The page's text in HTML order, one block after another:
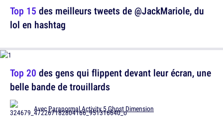
Top 20 des gens qui flippent devant leur écran, une
belle bande de trouillards
AvecParanormal Activity 5 Ghost Dimension
Top 15 des meilleurs tweets de @JackMariole, du
lol en hashtag